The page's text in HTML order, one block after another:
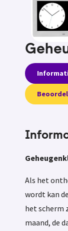
Als het
wordt kan
het scherm
maand, de